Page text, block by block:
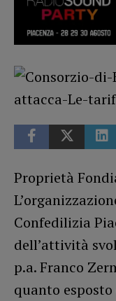
Proprietà
Confedilizia
dell’attività
p.a. Franco
quanto